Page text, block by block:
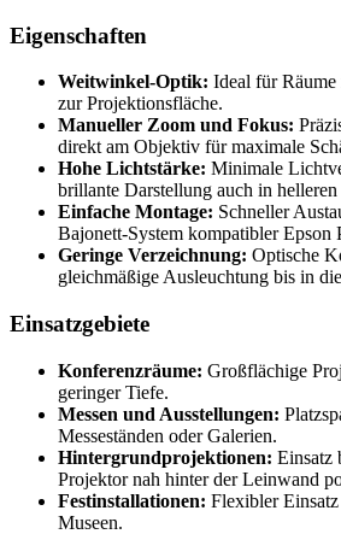
Eigenschaften
Weitwinkel-Optik: Ideal für Räume
zur Projektionsfläche.
Manueller Zoom und Fokus:
direkt am Objektiv für maximale
Hohe Lichtstärke: Minimale
brillante Darstellung auch in
Einfache Montage: Schneller
Bajonett-System kompatibler Epson
Geringe Verzeichnung: Optische
gleichmäßige Ausleuchtung bis in
Einsatzgebiete
Konferenzräume: Großflächige
geringer Tiefe.
Messen und Ausstellungen:
Messeständen oder Galerien.
Hintergrundprojektionen: Einsatz
Projektor nah hinter der Leinwand
Festinstallationen: Flexibler
Museen.